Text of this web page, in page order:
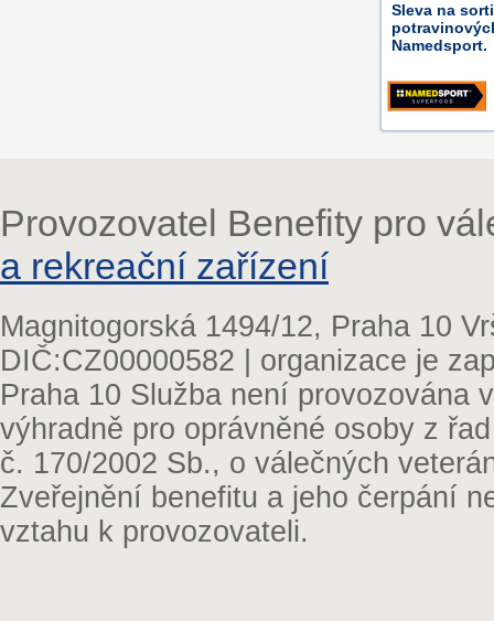
Sleva na
Namedsport.
Provozovatel Benefity pro
a rekreační zařízení
Magnitogorská 1494/12, Praha 10
DIČ:CZ00000582 | organizace je
Praha 10 Služba není provozována
výhradně pro oprávněné osoby z
č. 170/2002 Sb., o válečných
Zveřejnění benefitu a jeho čerpání
vztahu k provozovateli.